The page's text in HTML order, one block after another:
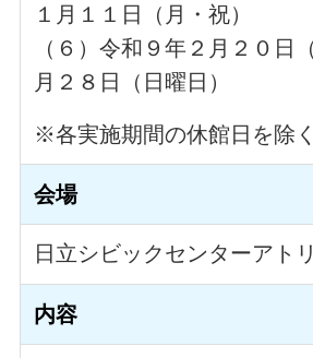
１月１１日（月・祝）
（６）令和９年２月２０日
月２８日（日曜日）
※各実施期間の休館日を除く
会場
日立シビックセンターアト
内容